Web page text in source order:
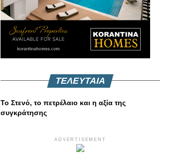
ΤΕΛΕΥΤΑΙΑ
Το Στενό, το πετρέλαιο και η αξία της
συγκράτησης
ADVERTISEMENT